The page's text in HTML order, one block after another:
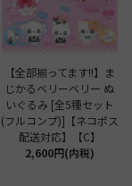
【全部揃ってます!!】ま
じかるベリーベリー ぬ
いぐるみ [全5種セット
(フルコンプ)]【ネコポス
配送対応】【C】
2,600円(内税)